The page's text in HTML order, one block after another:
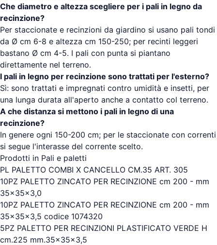
Che diametro e altezza scegliere per i pali in legno da
recinzione?
Per staccionate e recinzioni da giardino si usano pali tondi
da Ø cm 6-8 e altezza cm 150-250; per recinti leggeri
bastano Ø cm 4-5. I pali con punta si piantano
direttamente nel terreno.
I pali in legno per recinzione sono trattati per l'esterno?
Sì: sono trattati e impregnati contro umidità e insetti, per
una lunga durata all'aperto anche a contatto col terreno.
A che distanza si mettono i pali in legno di una
recinzione?
In genere ogni 150-200 cm; per le staccionate con correnti
si segue l'interasse del corrente scelto.
Prodotti in Pali e paletti
PL PALETTO COMBI X CANCELLO CM.35 ART. 305
10PZ PALETTO ZINCATO PER RECINZIONE cm 200 - mm
35x35x3,0
10PZ PALETTO ZINCATO PER RECINZIONE cm 200 - mm
35x35x3,5 codice 1074320
5PZ PALETTO PER RECINZIONI PLASTIFICATO VERDE H
cm.225 mm.35x35x3,5